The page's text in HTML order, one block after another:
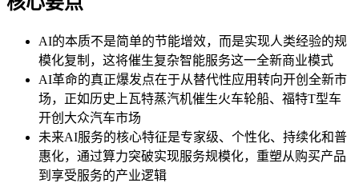
AI的本质不是简单的节能增效，而是实现人类经验的规
模化复制，这将催生复杂智能服务这一全新商业模式
AI革命的真正爆发点在于从替代性应用转向开创全新市
场，正如历史上瓦特蒸汽机催生火车轮船、福特T型车
开创大众汽车市场
未来AI服务的核心特征是专家级、个性化、持续化和普
惠化，通过算力突破实现服务规模化，重塑从购买产品
到享受服务的产业逻辑